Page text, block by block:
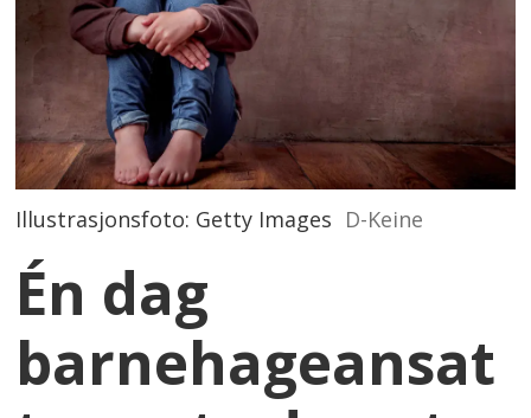
Illustrasjonsfoto: Getty Images D-Keine
Én dag
barnehageansat